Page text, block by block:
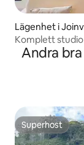
Lägenhet i
Komplett
Andra
Superhost
Superhost